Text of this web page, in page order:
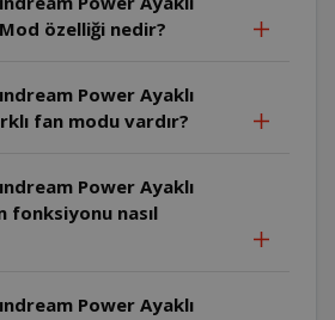
özelliği nedir?
fan modu vardır?
fonksiyonu nasıl